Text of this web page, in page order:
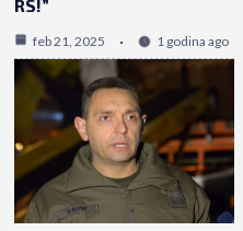
RS!”
feb 21, 2025 1 godina ago